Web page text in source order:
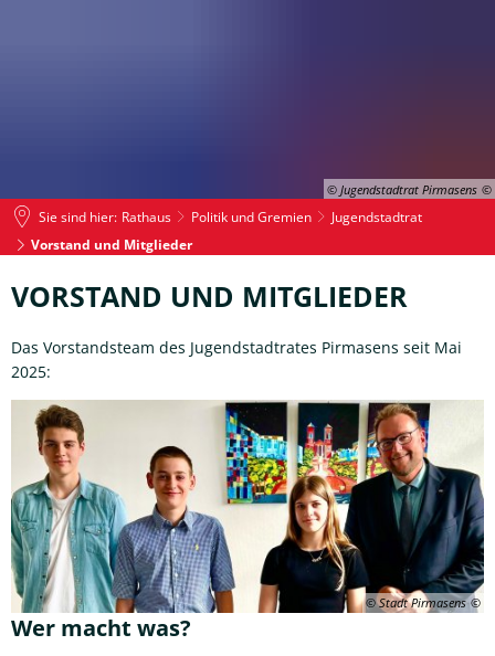
© Jugendstadtrat Pirmasens
Sie sind hier: Rathaus Politik und Gremien
Jugendstadtrat
Vorstand und Mitglieder
Vorstand
und
Mitglieder
VORSTAND UND MITGLIEDER
Das Vorstandsteam des Jugendstadtrates Pirmasens seit Mai
2025:
© Stadt Pirmasens
Wer macht was?